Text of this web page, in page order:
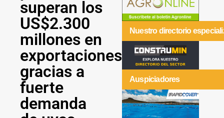
superan los
US$2.300
millones en
exportaciones
gracias a
fuerte
demanda
Nuestro directorio
Auspiciadores